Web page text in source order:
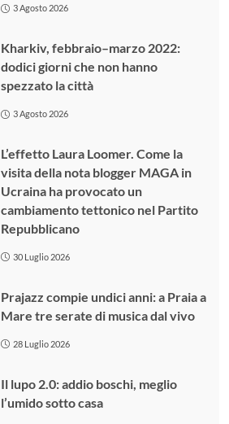
3 Agosto 2026
Kharkiv, febbraio–marzo 2022:
dodici giorni che non hanno
spezzato la città
3 Agosto 2026
L’effetto Laura Loomer. Come la
visita della nota blogger MAGA in
Ucraina ha provocato un
cambiamento tettonico nel Partito
Repubblicano
30 Luglio 2026
Prajazz compie undici anni: a Praia a
Mare tre serate di musica dal vivo
28 Luglio 2026
Il lupo 2.0: addio boschi, meglio
l’umido sotto casa